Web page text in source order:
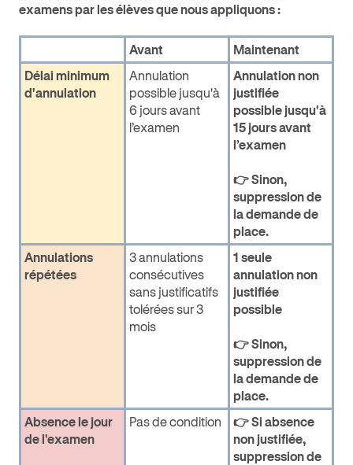
examens par les élèves que nous appliquons :
Avant
Maintenant
Délai minimum
d'annulation
Annulation
possible jusqu'à
6 jours avant
l’examen
Annulation non
justifiée
possible jusqu'à
15 jours avant
l’examen
👉 Sinon,
suppression de
la demande de
place.
Annulations
répétées
3 annulations
consécutives
sans justificatifs
tolérées sur 3
mois
1 seule
annulation non
justifiée
possible
👉 Sinon,
suppression de
la demande de
place.
Absence le jour
de l'examen
Pas de condition
👉 Si absence
non justifiée,
suppression de